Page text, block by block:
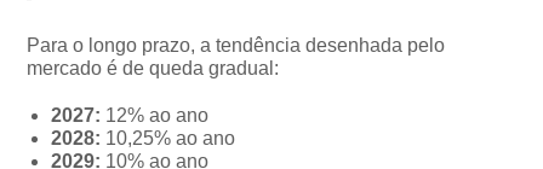
Para o longo prazo, a tendência desenhada pelo
mercado é de queda gradual:
2027: 12% ao ano
2028: 10,25% ao ano
2029: 10% ao ano